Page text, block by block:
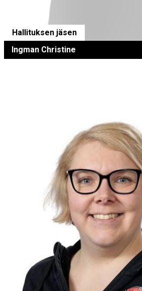
Hallituksen jäsen
Ingman Christine